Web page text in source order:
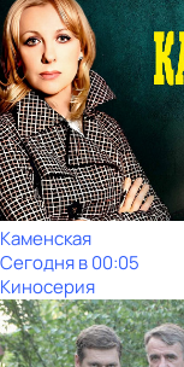
Каменская
Сегодня в 00:05
Киносерия